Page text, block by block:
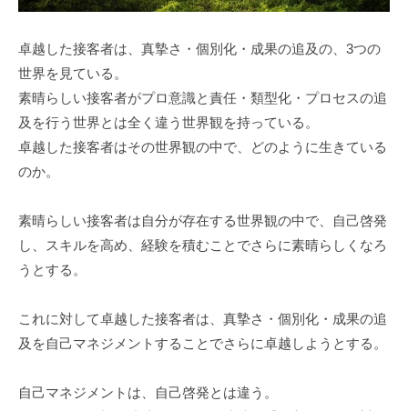
卓越した接客者は、真摯さ・個別化・成果の追及の、3つの
世界を見ている。
素晴らしい接客者がプロ意識と責任・類型化・プロセスの追
及を行う世界とは全く違う世界観を持っている。
卓越した接客者はその世界観の中で、どのように生きている
のか。
素晴らしい接客者は自分が存在する世界観の中で、自己啓発
し、スキルを高め、経験を積むことでさらに素晴らしくなろ
うとする。
これに対して卓越した接客者は、真摯さ・個別化・成果の追
及を自己マネジメントすることでさらに卓越しようとする。
自己マネジメントは、自己啓発とは違う。